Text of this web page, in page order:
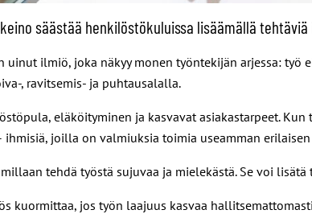
säästää henkilöstökuluissa lisäämällä
ilmiö, joka näkyy monen työntekijän arjessa: työ
, ravitsemis- ja puhtausalalla.
eläköityminen ja kasvavat asiakastarpeet.
ihmisiä, joilla on valmiuksia toimia useamman
tehdä työstä sujuvaa ja mielekästä. Se voi
kuormittaa, jos työn laajuus kasvaa